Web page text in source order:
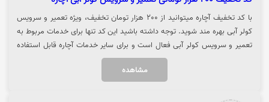
با کد تخفیف آچاره میتوانید از 200 هزار تومان تخفیف، ویژه تعمیر و سرویس
کولر آبی بهره مند شوید. توجه داشته باشید این کد تنها برای خدمات مربوط به
تعمیر و سرویس کولر آبی فعال است و برای سایر خدمات آچاره قابل استفاده
نیست. جهت استفاده از تخفیف روی گزینه "خرید کنید" کلیک نمایید.
مشاهده